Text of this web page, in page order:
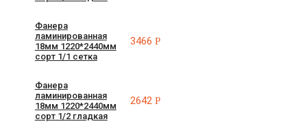
Фанера
ламинированная
18мм 1220*2440мм
сорт 1/1 сетка
3466Р
Фанера
ламинированная
18мм 1220*2440мм
сорт 1/2 гладкая
2642Р